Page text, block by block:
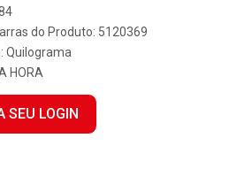
do Produto: 5120369
Quilograma
HORA
SEU LOGIN